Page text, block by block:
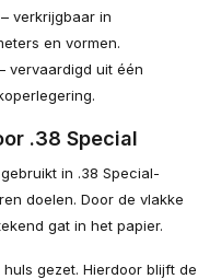
– verkrijgbaar in
en vormen.
vervaardigd uit één
.38 Special
in .38 Special-
doelen. Door de vlakke
gat in het papier.
gezet. Hierdoor blijft de